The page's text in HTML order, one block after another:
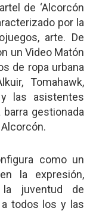
de ‘Alcorcón
por la
arte. De
un Video Matón
de ropa urbana
Tomahawk,
las asistentes
gestionada
como un
la expresión,
juventud de
todos los y las